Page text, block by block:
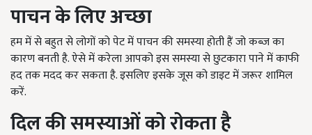
पाचन के लिए अच्छा
हम में से बहुत से लोगों को पेट में पाचन की समस्या होती हैं जो कब्ज का
कारण बनती है. ऐसे में करेला आपको इस समस्या से छुटकारा पाने में काफी
हद तक मदद कर सकता है. इसलिए इसके जूस को डाइट में जरूर शामिल
करें.
दिल की समस्याओं को रोकता है